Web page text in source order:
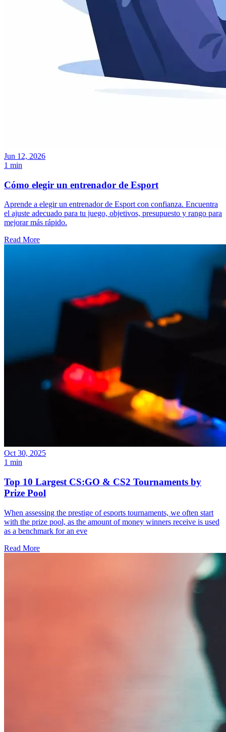
Jun 12, 2026
1 min
Cómo elegir un entrenador de Esport
Aprende a elegir un entrenador de Esport con confianza. Encuentra
el ajuste adecuado para tu juego, objetivos, presupuesto y rango para
mejorar más rápido.
Read More
Oct 30, 2025
1 min
Top 10 Largest CS:GO & CS2 Tournaments by
Prize Pool
When assessing the prestige of esports tournaments, we often start
with the prize pool, as the amount of money winners receive is used
as a benchmark for an eve
Read More